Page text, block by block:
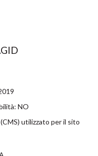
NO
utilizzato per il sito